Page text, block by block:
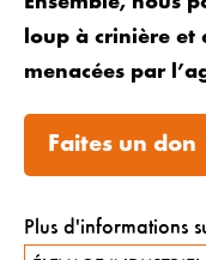
loup à crinière et
menacées par
Faites un don
Plus d'informations